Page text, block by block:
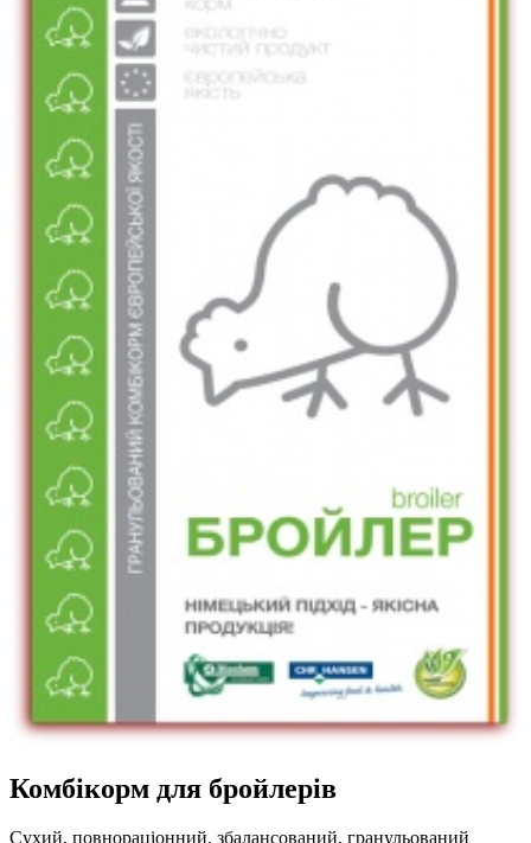
Комбікорм для бройлерів
Сухий, повнораціонний, збалансований, гранульований